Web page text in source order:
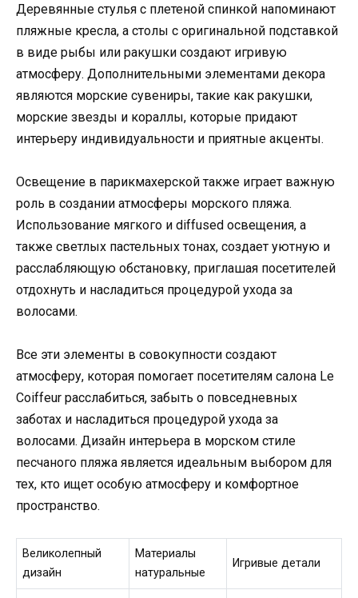
Деревянные стулья с плетеной спинкой напоминают
пляжные кресла, а столы с оригинальной подставкой
в виде рыбы или ракушки создают игривую
атмосферу. Дополнительными элементами декора
являются морские сувениры, такие как ракушки,
морские звезды и кораллы, которые придают
интерьеру индивидуальности и приятные акценты.
Освещение в парикмахерской также играет важную
роль в создании атмосферы морского пляжа.
Использование мягкого и diffused освещения, а
также светлых пастельных тонах, создает уютную и
расслабляющую обстановку, приглашая посетителей
отдохнуть и насладиться процедурой ухода за
волосами.
Все эти элементы в совокупности создают
атмосферу, которая помогает посетителям салона Le
Coiffeur расслабиться, забыть о повседневных
заботах и насладиться процедурой ухода за
волосами. Дизайн интерьера в морском стиле
песчаного пляжа является идеальным выбором для
тех, кто ищет особую атмосферу и комфортное
пространство.
Великолепный
дизайн
Материалы
натуральные
Игривые детали